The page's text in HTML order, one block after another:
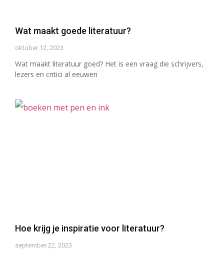
Wat maakt goede literatuur?
oktober 12, 2023
Wat maakt literatuur goed? Het is een vraag die schrijvers,
lezers en critici al eeuwen
Hoe krijg je inspiratie voor literatuur?
september 22, 2023